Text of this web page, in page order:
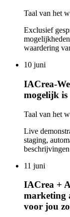
Taal van het
Exclusief
waardering
10 juni
IACrea-
mogelijk is
Taal van het
Live
staging,
11 juni
IACrea +
marketing
voor jou